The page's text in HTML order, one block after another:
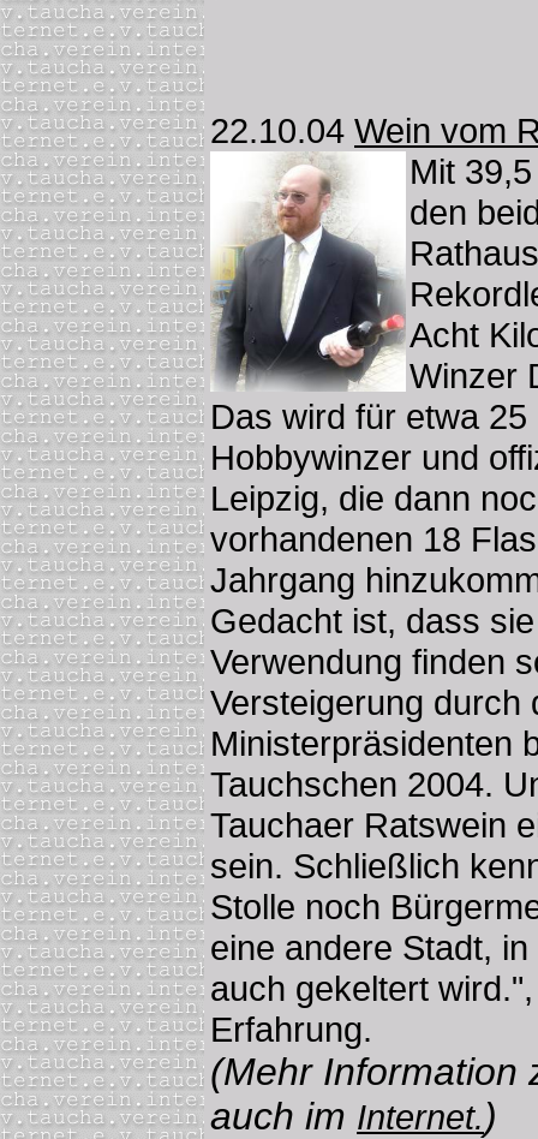
22.10.04 Wein vom
Mit
den
Acht
Winzer
Das wird für etwa
Hobbywinzer und
Leipzig, die dann
vorhandenen 18
Jahrgang
Gedacht ist, dass
Verwendung finden
Versteigerung durch
Ministerpräsidenten
Tauchschen 2004.
Tauchaer Ratswein
sein. Schließlich
Stolle noch
eine andere Stadt,
auch gekeltert
Erfahrung.
(Mehr Information
auch im Internet.)